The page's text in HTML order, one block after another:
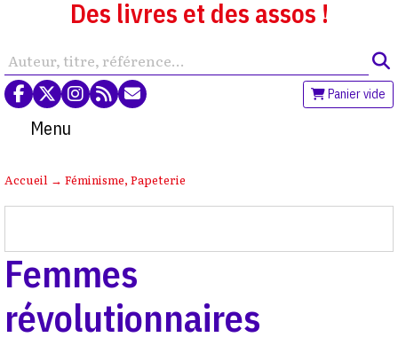
Des livres et des assos !
Panier vide
Menu
Accueil → Féminisme, Papeterie
Femmes
révolutionnaires